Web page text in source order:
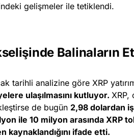
gelişmeler ile tetiklendi.
Balinaların
tarihli analizine göre XRP
ulaşılmasını kutluyor. XRP,
de bugün 2,98 dolardan
ile 10 milyon arasında XRP
kaynaklandığını ifade etti.